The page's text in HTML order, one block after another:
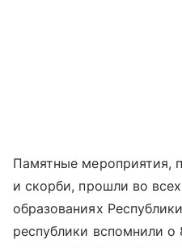
Памятные мероприятия,
и скорби, прошли во
образованиях
республики вспомнили о